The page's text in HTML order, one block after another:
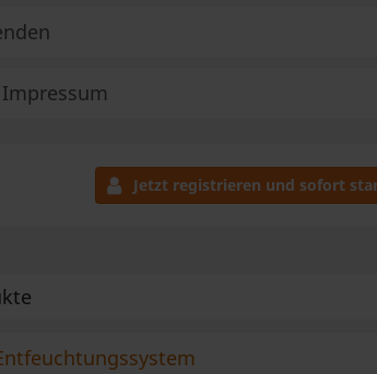
Jetzt registrieren und sofort